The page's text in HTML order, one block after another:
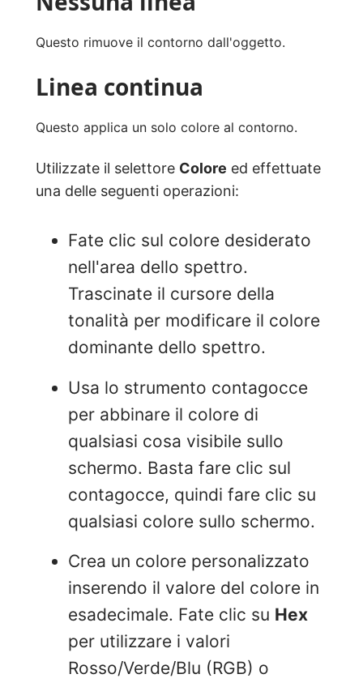
Questo rimuove il contorno dall'oggetto.
Linea continua
Questo applica un solo colore al contorno.
Utilizzate il selettore Colore ed effettuate
una delle seguenti operazioni:
Fate clic sul colore desiderato
nell'area dello spettro.
Trascinate il cursore della
tonalità per modificare il colore
dominante dello spettro.
Usa lo strumento contagocce
per abbinare il colore di
qualsiasi cosa visibile sullo
schermo. Basta fare clic sul
contagocce, quindi fare clic su
qualsiasi colore sullo schermo.
Crea un colore personalizzato
inserendo il valore del colore in
esadecimale. Fate clic su Hex
per utilizzare i valori
Rosso/Verde/Blu (RGB) o